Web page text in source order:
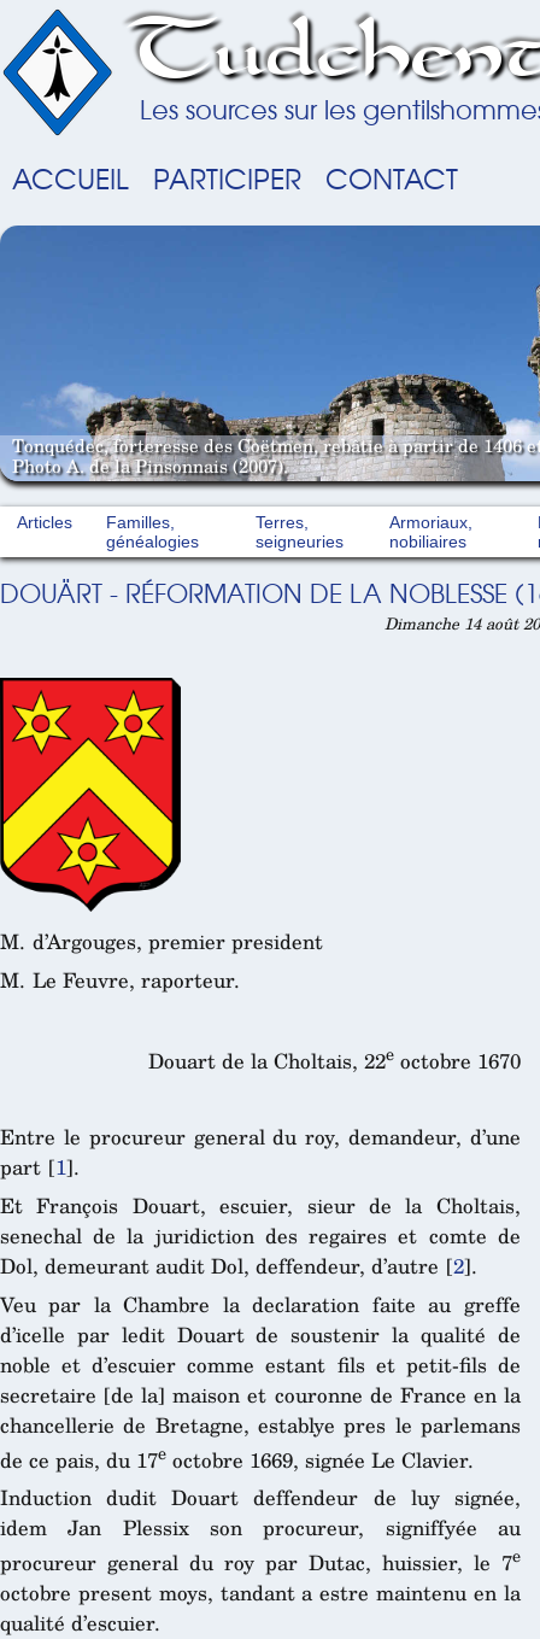
Les sources sur les
ACCUEIL PARTICIPER CONTACT
Tonquédec, forteresse des Coëtmen, rebâtie à partir de 1406
Photo A. de la Pinsonnais (2007).
Articles
Familles,
généalogies
Terres,
seigneuries
Armoriaux,
nobiliaires
DOUÄRT - RÉFORMATION DE LA NOBLESSE
Dimanche 14 août
M. d’Argouges, premier president
M. Le Feuvre, raporteur.
Douart de la Choltais, 22eoctobre 1670
Entre le procureur general du roy, demandeur, d’une
part [1].
Et François Douart, escuier, sieur de la Choltais,
senechal de la juridiction des regaires et comte de
Dol, demeurant audit Dol, deffendeur, d’autre [2].
Veu par la Chambre la declaration faite au greffe
d’icelle par ledit Douart de soustenir la qualité de
noble et d’escuier comme estant fils et petit-fils de
secretaire [de la] maison et couronne de France en la
chancellerie de Bretagne, establye pres le parlemans
de ce pais, du 17e octobre 1669, signée Le Clavier.
Induction dudit Douart deffendeur de luy signée,
idem Jan Plessix son procureur, signiffyée au
procureur general du roy par Dutac, huissier, le 7e
octobre present moys, tandant a estre maintenu en la
qualité d’escuier.